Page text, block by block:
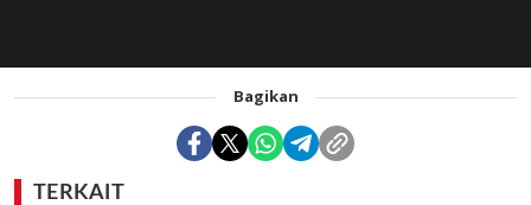
Bagikan
TERKAIT